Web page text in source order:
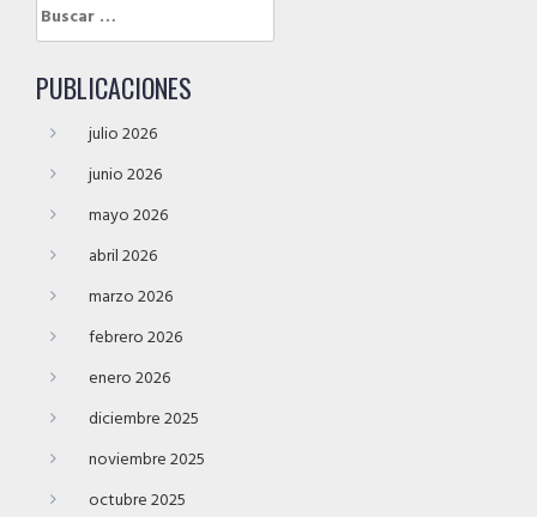
Buscar:
PUBLICACIONES
julio 2026
junio 2026
mayo 2026
abril 2026
marzo 2026
febrero 2026
enero 2026
diciembre 2025
noviembre 2025
octubre 2025